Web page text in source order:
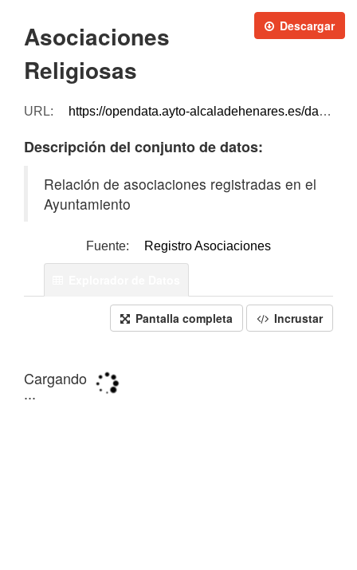
Descargar
Asociaciones
Religiosas
URL: https://opendata.ayto-alcaladehenares.es/dataset/416813de-ab26-40e2-b519-6b50f84ae6a1/resource/e210c023-ae3f-41d8-809d-1f5a8bb71f40/download/asociaciones-religiosas.xlsx
Descripción del conjunto de datos:
Relación de asociaciones registradas en el
Ayuntamiento
Fuente: Registro Asociaciones
Pantalla completa Incrustar